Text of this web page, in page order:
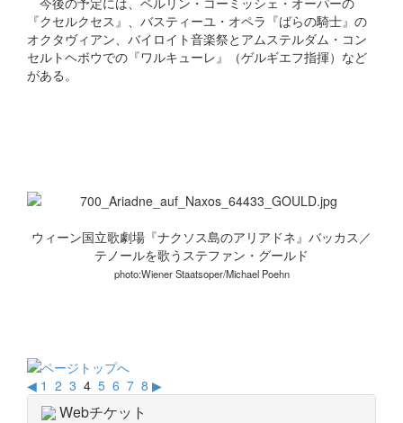
『クセルクセス』、バスティーユ・オペラ『ばらの騎士』の
オクタヴィアン、バイロイト音楽祭とアムステルダム・コン
セルトヘボウでの『ワルキューレ』（ゲルギエフ指揮）など
がある。
ウィーン国立歌劇場『ナクソス島のアリアドネ』バッカス／
テノールを歌うステファン・グールド
photo:Wiener Staatsoper/Michael Poehn
◀ 1 2 3 4 5 6 7 8 ▶
Webチケット